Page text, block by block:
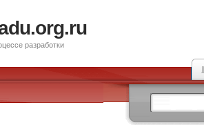
разработки